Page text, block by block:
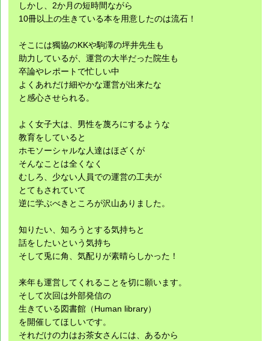
しかし、2か月の短時間ながら
10冊以上の生きている本を用意したのは流石！
そこには獨協のKKや駒澤の坪井先生も
助力しているが、運営の大半だった院生も
卒論やレポートで忙しい中
よくあれだけ細やかな運営が出来たな
と感心させられる。
よく女子大は、男性を蔑ろにするような
教育をしていると
ホモソーシャルな人達はほざくが
そんなことは全くなく
むしろ、少ない人員での運営の工夫が
とてもされていて
逆に学ぶべきところが沢山ありました。
知りたい、知ろうとする気持ちと
話をしたいという気持ち
そして兎に角、気配りが素晴らしかった！
来年も運営してくれることを切に願います。
そして次回は外部発信の
生きている図書館（Human library）
を開催してほしいです。
それだけの力はお茶女さんには、あるから